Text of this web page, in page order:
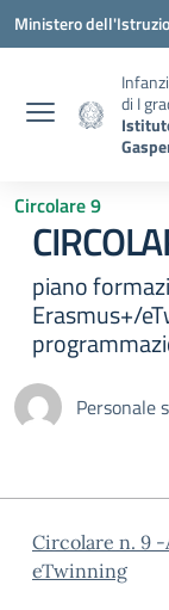
Vai ai contenuti
Vai al menu di
Vai al footer
Ministero
di I
Circolare 9
piano
Erasmus+/
Personale
Circolare n. 9
eTwinning